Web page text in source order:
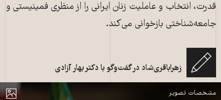
قدرت، انتخاب و عاملیت زنان ایرانی را از منظری فمینیستی و
جامعه‌شناختی بازخوانی می‌کند.
زهراباقری‌شاد در گفت‌وگو با دکتر بهار آزادی
نمایش
مشخصات تصویر
هزاران نفر در میدان انقلاب تهران، در اعتراض به حملات آمریکا و اسرائیل به ایران،
در ۳۰ مه ۲۰۲۶، تجمع کردند. تظاهرکنندگان پرچم‌های ایران و پوسترهای علی
Bahrami/ منبع: AFP